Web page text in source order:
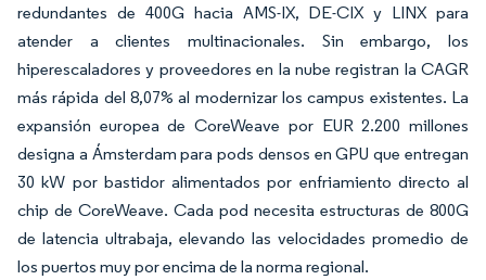
redundantes de 400G hacia AMS-IX, DE-CIX y LINX para
atender a clientes multinacionales. Sin embargo, los
hiperescaladores y proveedores en la nube registran la CAGR
más rápida del 8,07% al modernizar los campus existentes. La
expansión europea de CoreWeave por EUR 2.200 millones
designa a Ámsterdam para pods densos en GPU que entregan
30 kW por bastidor alimentados por enfriamiento directo al
chip de CoreWeave. Cada pod necesita estructuras de 800G
de latencia ultrabaja, elevando las velocidades promedio de
los puertos muy por encima de la norma regional.